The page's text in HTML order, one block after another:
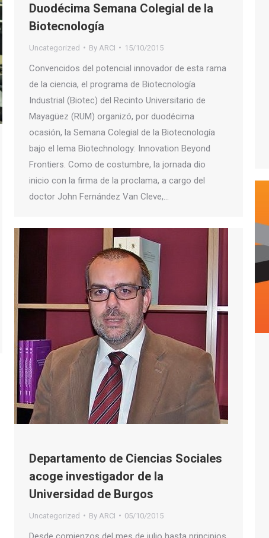
Duodécima Semana Colegial de la
Biotecnología
Uncategorized By ARCI 15/10/2015
Convencidos del potencial innovador de esta rama
de la ciencia, el programa de Biotecnología
Industrial (Biotec) del Recinto Universitario de
Mayagüez (RUM) organizó, por duodécima
ocasión, la Semana Colegial de la Biotecnología
bajo el lema Biotechnology: Innovation Beyond
Frontiers. Como de costumbre, la jornada dio
inicio con la firma de la proclama, a cargo del
doctor John Fernández Van Cleve,…
Departamento de Ciencias Sociales
acoge investigador de la
Universidad de Burgos
Uncategorized By ARCI 05/10/2015